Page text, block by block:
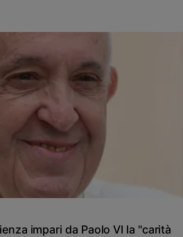
impari da Paolo VI la "carità